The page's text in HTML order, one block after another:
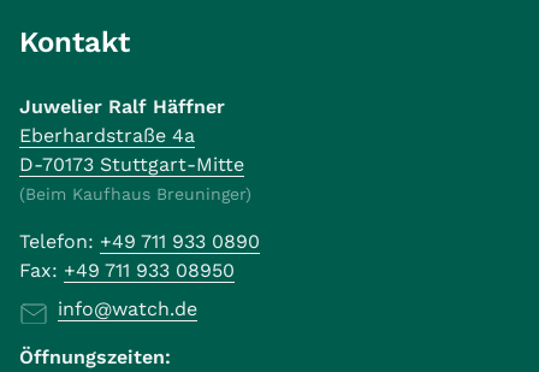
Kontakt
Juwelier Ralf Häffner
Eberhardstraße 4a
D-70173 Stuttgart-Mitte
(Beim Kaufhaus Breuninger)
Telefon: +49 711 933 0890
Fax: +49 711 933 08950
info@watch.de
Öffnungszeiten: